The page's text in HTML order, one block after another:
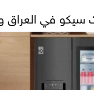
سيكو في العراق